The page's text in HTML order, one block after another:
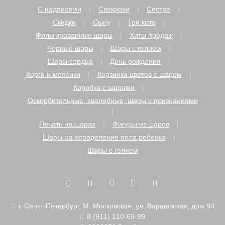
С надписями
Свекрови
Сестре
Скидки
Сыну
Три кота
Фольгированные шары
Хиты продаж
Черные шары
Шары с гелием
Шары сердца
День рождения
Корги и мопсики
Корзинки цветов с шаром
Коробка с шарами
Оскорбительные, хвалебные, шары с признаниями
Печать на шарах
Фигуры из шаров
Шары на определение пола ребенка
Шары с гелием
г. Санкт-Петербург, М. Московская, ул. Варшавская, дом 94
8 (911) 110-69-99